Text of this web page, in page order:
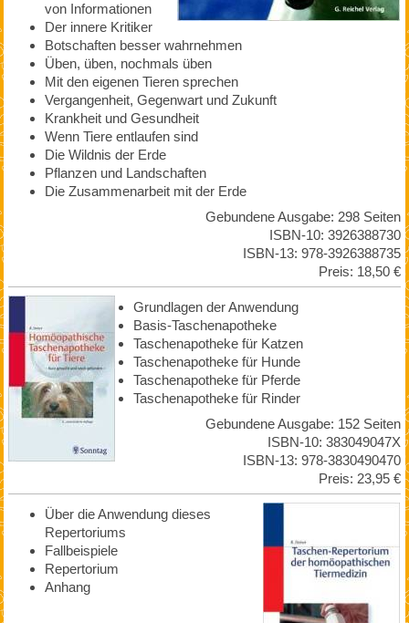
von Informationen
Der innere Kritiker
Botschaften besser wahrnehmen
Üben, üben, nochmals üben
Mit den eigenen Tieren sprechen
Vergangenheit, Gegenwart und Zukunft
Krankheit und Gesundheit
Wenn Tiere entlaufen sind
Die Wildnis der Erde
Pflanzen und Landschaften
Die Zusammenarbeit mit der Erde
Gebundene Ausgabe: 298 Seiten
ISBN-10: 3926388730
ISBN-13: 978-3926388735
Preis: 18,50 €
Grundlagen der Anwendung
Basis-Taschenapotheke
Taschenapotheke für Katzen
Taschenapotheke für Hunde
Taschenapotheke für Pferde
Taschenapotheke für Rinder
Gebundene Ausgabe: 152 Seiten
ISBN-10: 383049047X
ISBN-13: 978-3830490470
Preis: 23,95 €
Über die Anwendung dieses
Repertoriums
Fallbeispiele
Repertorium
Anhang